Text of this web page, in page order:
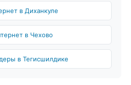
в Диханкуле
в Чехово
в Тегисшилдике